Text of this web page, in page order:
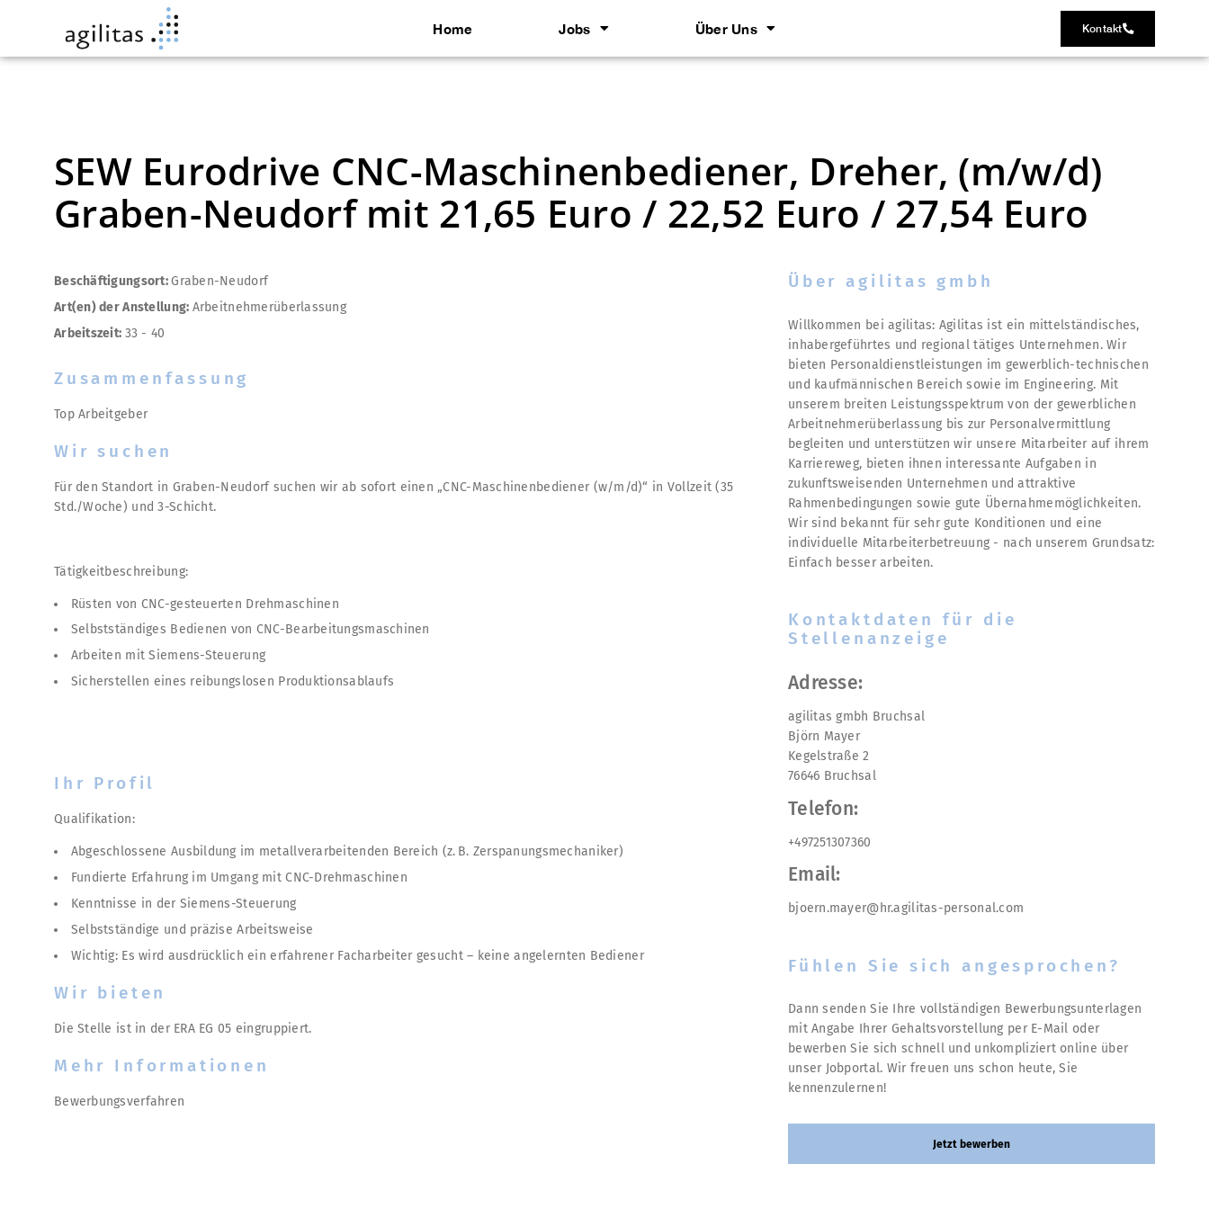
Home Jobs Über Uns Kontakt
SEW Eurodrive CNC-Maschinenbediener, Dreher, (m/w/d)
Graben-Neudorf mit 21,65 Euro / 22,52 Euro / 27,54 Euro
Beschäftigungsort:Graben-Neudorf
Art(en) der Anstellung: Arbeitnehmerüberlassung
Arbeitszeit: 33 - 40
Zusammenfassung
Top Arbeitgeber
Wir suchen
Für den Standort in Graben-Neudorf suchen wir ab sofort einen „CNC-Maschinenbediener (w/m/d)“ in Vollzeit (35
Std./Woche) und 3-Schicht.
Tätigkeitbeschreibung:
Rüsten von CNC-gesteuerten Drehmaschinen
Selbstständiges Bedienen von CNC-Bearbeitungsmaschinen
Arbeiten mit Siemens-Steuerung
Sicherstellen eines reibungslosen Produktionsablaufs
Ihr Profil
Qualifikation:
Abgeschlossene Ausbildung im metallverarbeitenden Bereich (z. B. Zerspanungsmechaniker)
Fundierte Erfahrung im Umgang mit CNC-Drehmaschinen
Kenntnisse in der Siemens-Steuerung
Selbstständige und präzise Arbeitsweise
Wichtig: Es wird ausdrücklich ein erfahrener Facharbeiter gesucht – keine angelernten Bediener
Wir bieten
Die Stelle ist in der ERA EG 05 eingruppiert.
Mehr Informationen
Bewerbungsverfahren
Über agilitas gmbh
Willkommen bei agilitas: Agilitas ist ein mittelständisches,
inhabergeführtes und regional tätiges Unternehmen. Wir
bieten Personaldienstleistungen im gewerblich-technischen
und kaufmännischen Bereich sowie im Engineering. Mit
unserem breiten Leistungsspektrum von der gewerblichen
Arbeitnehmerüberlassung bis zur Personalvermittlung
begleiten und unterstützen wir unsere Mitarbeiter auf ihrem
Karriereweg, bieten ihnen interessante Aufgaben in
zukunftsweisenden Unternehmen und attraktive
Rahmenbedingungen sowie gute Übernahmemöglichkeiten.
Wir sind bekannt für sehr gute Konditionen und eine
individuelle Mitarbeiterbetreuung - nach unserem Grundsatz:
Einfach besser arbeiten.
Kontaktdaten für die
Stellenanzeige
Adresse:
agilitas gmbh Bruchsal
Björn Mayer
Kegelstraße 2
76646 Bruchsal
Telefon:
+497251307360
Email:
bjoern.mayer@hr.agilitas-personal.com
Fühlen Sie sich angesprochen?
Dann senden Sie Ihre vollständigen Bewerbungsunterlagen
mit Angabe Ihrer Gehaltsvorstellung per E-Mail oder
bewerben Sie sich schnell und unkompliziert online über
unser Jobportal. Wir freuen uns schon heute, Sie
kennenzulernen!
Jetzt bewerben